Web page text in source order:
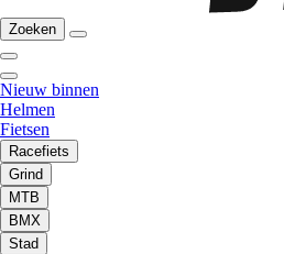
Zoeken
Nieuw binnen
Helmen
Fietsen
Racefiets
Grind
MTB
BMX
Stad